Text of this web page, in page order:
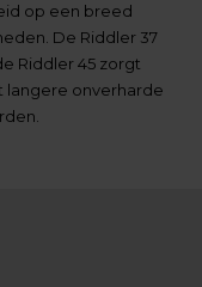
op een breed
De Riddler 37
Riddler 45 zorgt
onverharde